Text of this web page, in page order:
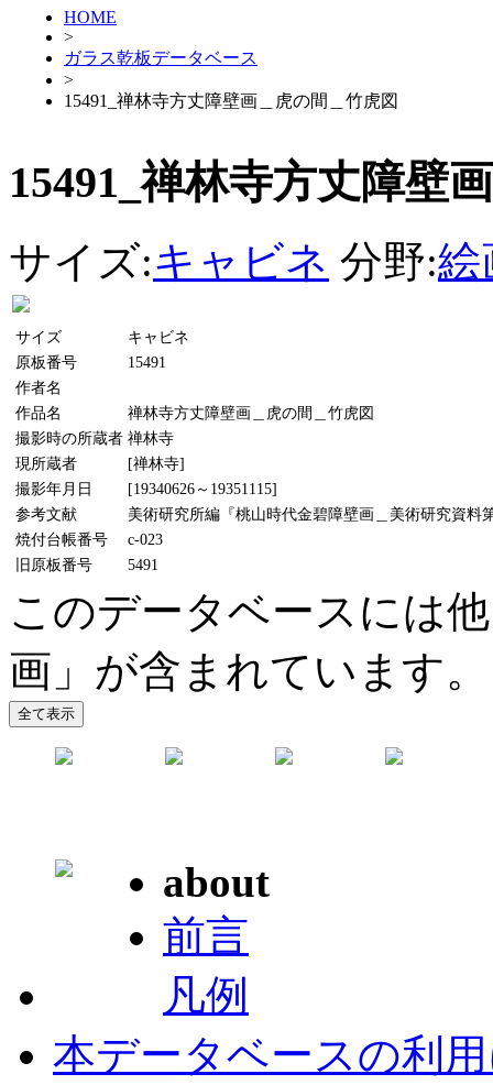
HOME
>
ガラス乾板データベース
>
15491_禅林寺方丈障壁画＿虎の間＿竹虎図
15491_禅林寺方丈障壁
サイズ:キャビネ 分野:絵
サイズ
キャビネ
原板番号
15491
作者名
作品名
禅林寺方丈障壁画＿虎の間＿竹虎図
撮影時の所蔵者 禅林寺
現所蔵者
[禅林寺]
撮影年月日
[19340626～19351115]
参考文献
美術研究所編『桃山時代金碧障壁画＿美術研究資料
焼付台帳番号
c-023
旧原板番号
5491
このデータベースには
画」が含まれています。
about
前言
凡例
本データベースの利